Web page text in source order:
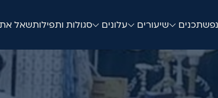
שאלסגולות ותפילות עלונים שיעורים תכניםנפש